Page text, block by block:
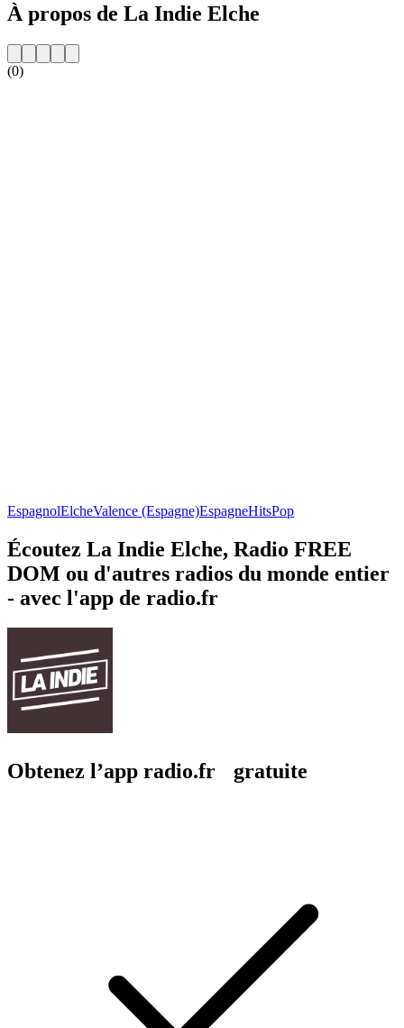
À propos de La Indie Elche
(0)
EspagnolElcheValence (Espagne)EspagneHitsPop
Écoutez La Indie Elche, Radio FREE
DOM ou d'autres radios du monde entier
- avec l'app de radio.fr
Obtenez l’app radio.fr gratuite